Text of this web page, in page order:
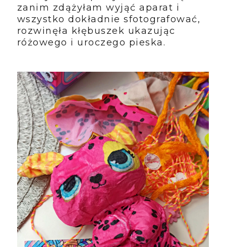
zanim zdążyłam wyjąć aparat i
wszystko dokładnie sfotografować,
rozwinęła kłębuszek ukazując
różowego i uroczego pieska.